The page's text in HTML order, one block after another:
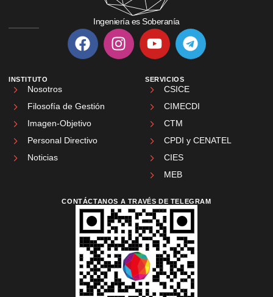
Ingeniería es Soberanía
INSTITUTO
Nosotros
Filosofía de Gestión
Imagen-Objetivo
Personal Directivo
Noticias
SERVICIOS
CSICE
CIMECDI
CTM
CPDI y CENATEL
CIES
MEB
CONTÁCTANOS A TRAVÉS DE TELEGRAM